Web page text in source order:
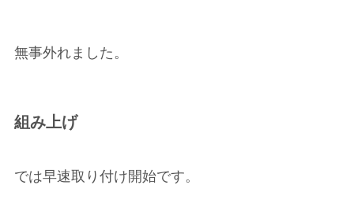
無事外れました。
組み上げ
では早速取り付け開始です。